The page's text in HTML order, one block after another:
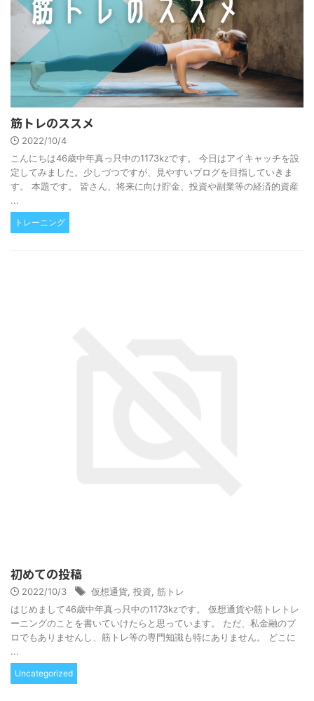
筋トレのススメ
2022/10/4
こんにちは46歳中年真っ只中の1173kzです。 今日はアイキャッチを設
定してみました。少しづつですが、見やすいブログを目指していきま
す。 本題です。 皆さん、将来に向け貯金、投資や副業等の経済的資産
...
トレーニング
初めての投稿
2022/10/3 仮想通貨 投資 筋トレ
はじめまして46歳中年真っ只中の1173kzです。 仮想通貨や筋トレトレ
ーニングのことを書いていけたらと思っています。 ただ、私金融のプ
ロでもありませんし、筋トレ等の専門知識も特にありません。 どこに
...
Uncategorized